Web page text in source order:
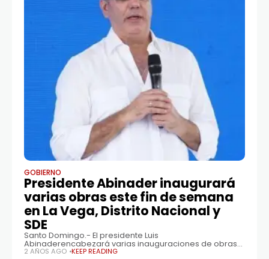
GOBIERNO
Presidente Abinader inaugurará
varias obras este fin de semana
en La Vega, Distrito Nacional y
SDE
Santo Domingo.- El presidente Luis
Abinaderencabezará varias inauguraciones de obras
este fin de semana en las provincias de La Vega, Distrito
2 AÑOS AGO KEEP READING